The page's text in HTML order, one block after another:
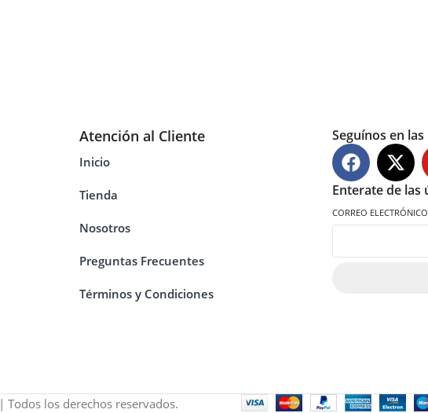
Atención al Cliente
Inicio
Tienda
Nosotros
Preguntas Frecuentes
Términos y Condiciones
Seguínos en las
Enterate de las
CORREO ELECTRÓNICO
| Todos los derechos reservados.